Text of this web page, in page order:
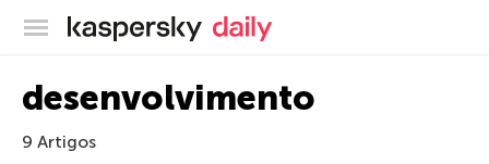
Blog oficial da Kaspersky
desenvolvimento
9 Artigos